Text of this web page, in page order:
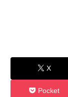
X
Pocket